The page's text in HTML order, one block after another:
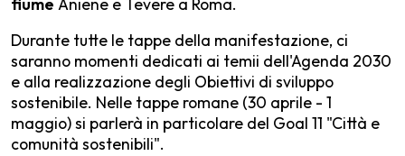
Durante tutte le tappe della manifestazione, ci
saranno momenti dedicati ai temii dell'Agenda 2030
e alla realizzazione degli Obiettivi di sviluppo
sostenibile. Nelle tappe romane (30 aprile - 1
maggio) si parlerà in particolare del Goal 11 "Città e
comunità sostenibili".